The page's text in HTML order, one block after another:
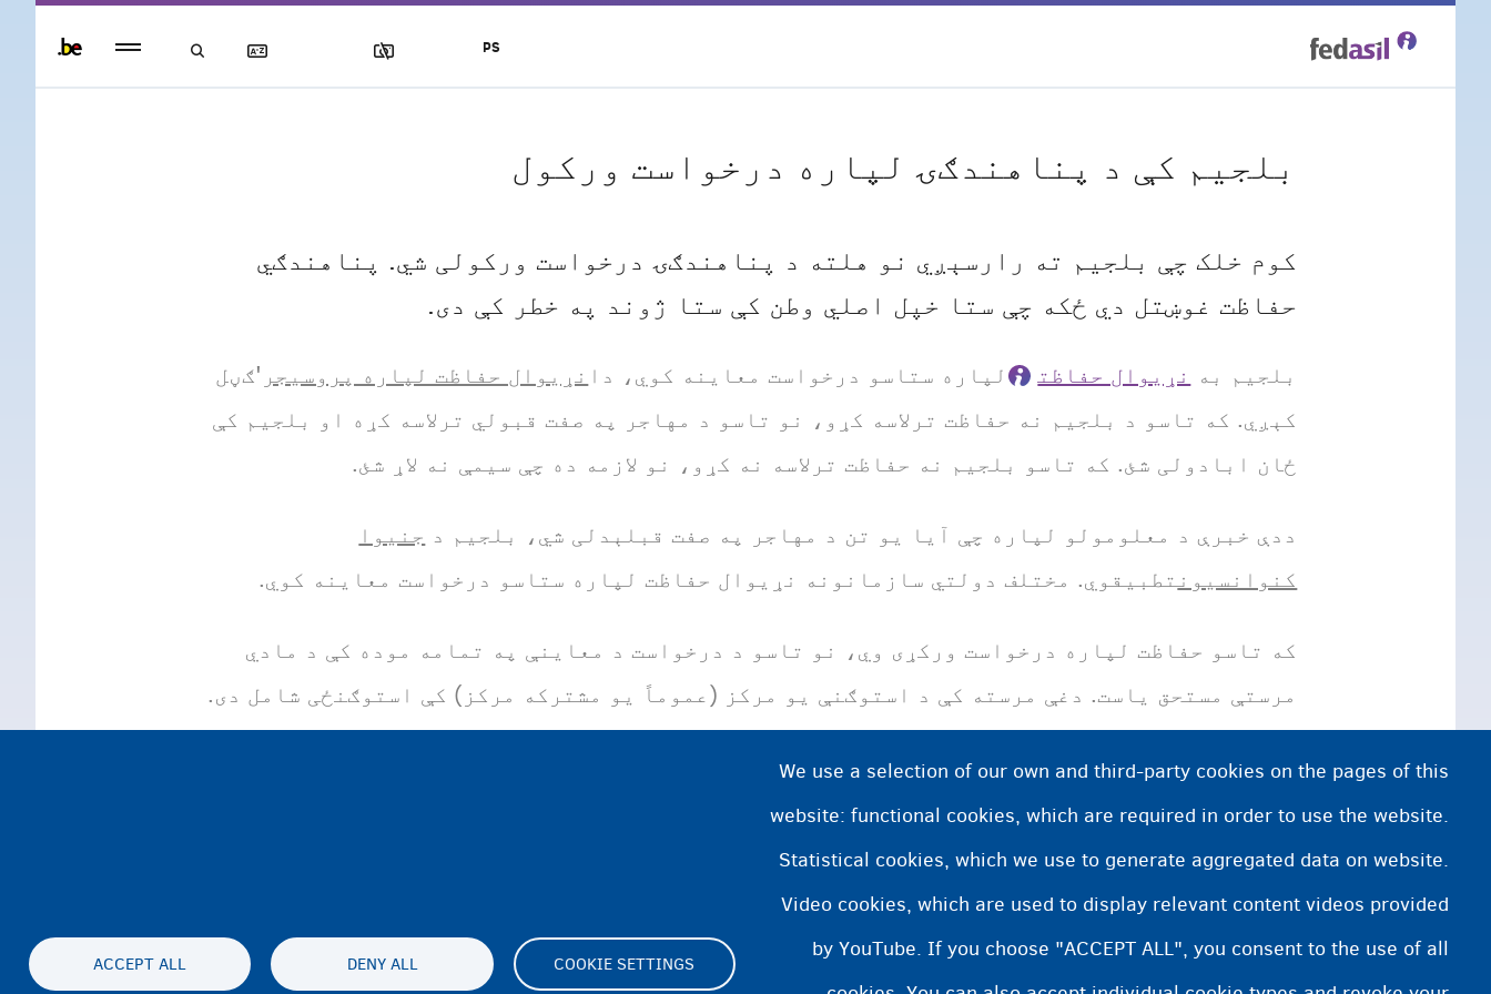
بلجیم کې د پناهندګۍ لپاره درخواست ورکول
کوم خلک چې بلجیم ته رارسېږي نو هلته د پناهندګۍ درخواست ورکولی شي. پناهندګي
حفاظت غوښتل دي ځکه چې ستا خپل اصلي وطن کې ستا ژوند په خطر کې دی.
بلجیم به نړیوال حفاظت لپاره ستاسو درخواست معاینه کوي، دا نړیوال حفاظت لپاره پروسیجر 'ګڼل
کېږي. که تاسو د بلجیم نه حفاظت ترلاسه کړو، نو تاسو د مهاجر په صفت قبولي ترلاسه کړه او بلجیم کې
ځان ابادولی شئ. که تاسو بلجیم نه حفاظت ترلاسه نه کړو، نو لازمه ده چې سیمې نه لاړ شئ.
ددې خبرې د معلومولو لپاره چې آیا یو تن د مهاجر په صفت قبلېدلی شي، بلجیم د جنیوا
کنوانسیونتطبیقوي. مختلف دولتي سازمانونه نړیوال حفاظت لپاره ستاسو درخواست معاینه کوي.
که تاسو حفاظت لپاره درخواست ورکړی وي، نو تاسو د درخواست د معاینې په تمامه موده کې د مادي
مرستې مستحق یاست. دغې مرسته کې د استوګنې یو مرکز (عموماً یو مشترکه مرکز) کې استوګنځی شامل دی.
بلجیم کې نړیوال حفاظت لپاره درخواست ورکوونکو ته مالي مرسته نه ورکول کېږي.
نورو معلوماتو ته اړتیا لرئ؟
قانوني مشورې ته اړتیا لرې؟
We use a selection of our own and third-party cookies on the pages of this
website: functional cookies, which are required in order to use the website.
Statistical cookies, which we use to generate aggregated data on website.
Video cookies, which are used to display relevant content videos provided
by YouTube. If you choose "ACCEPT ALL", you consent to the use of all
COOKIE SETTINGS
DENY ALL
ACCEPT ALL
PS
footer